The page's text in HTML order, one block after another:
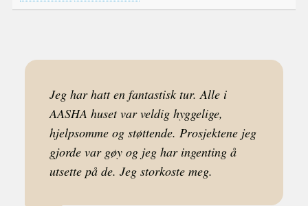
Jeg har hatt en fantastisk tur. Alle i
AASHA huset var veldig hyggelige,
hjelpsomme og støttende. Prosjektene jeg
gjorde var gøy og jeg har ingenting å
utsette på de. Jeg storkoste meg.